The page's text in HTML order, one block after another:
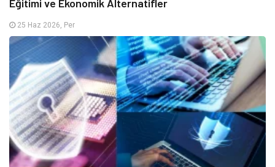
Eğitimi ve Ekonomik Alternatifler
25 Haz 2026, Per